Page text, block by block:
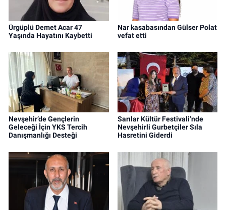
Ürgüplü Demet Acar 47
Yaşında Hayatını Kaybetti
Nar kasabasından Gülser Polat
vefat etti
Nevşehir’de Gençlerin
Geleceği İçin YKS Tercih
Danışmanlığı Desteği
Sarılar Kültür Festivali’nde
Nevşehirli Gurbetçiler Sıla
Hasretini Giderdi